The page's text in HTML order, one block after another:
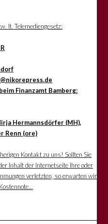
lt. Telemediengesetz:
Finanzamt Bamberg:
Hermannsdörfer (MH),
Renn (ore)
Kontakt zu uns! Sollten Sie
Inhalt der Internetseite Ihre oder
verletzten, so erwarten wir